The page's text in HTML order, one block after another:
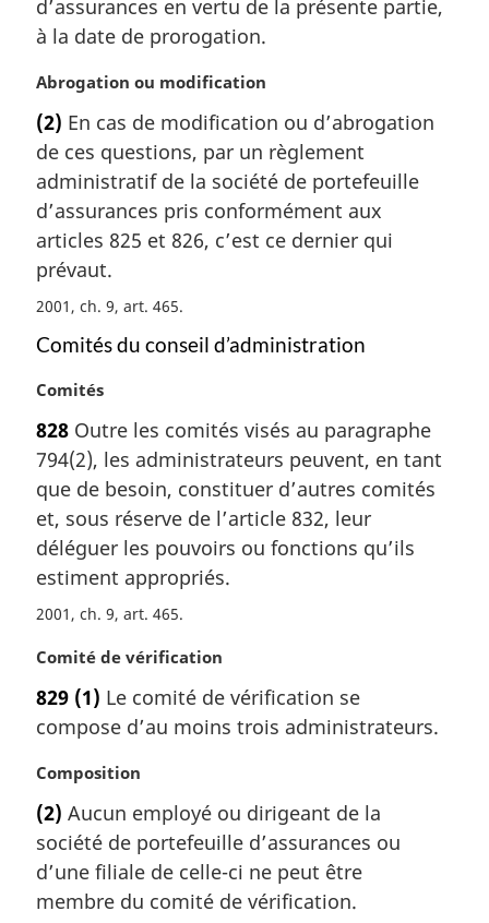
l
e
:
d’assurances en vertu de la présente partie,
à la date de prorogation.
N
t
e
m
a
g
i
n
l
:
Abrogation ou modification
(2) En cas de modification ou d’abrogation
de ces questions, par un règlement
administratif de la société de portefeuille
d’assurances pris conformément aux
articles 825 et 826, c’est ce dernier qui
prévaut.
2001, ch. 9, art. 465
Comités du conseil d’administration
N
t
e
m
r
g
i
n
l
:
Comités
828 Outre les comités visés au paragraphe
794(2), les administrateurs peuvent, en tant
que de besoin, constituer d’autres comités
et, sous réserve de l’article 832, leur
déléguer les pouvoirs ou fonctions qu’ils
estiment appropriés.
2001, ch. 9, art. 465
N
t
e
a
r
g
i
n
a
Comité de vérification
829 (1) Le comité de vérification se
compose d’au moins trois administrateurs.
N
t
e
m
a
Composition
(2) Aucun employé ou dirigeant de la
société de portefeuille d’assurances ou
d’une filiale de celle-ci ne peut être
membre du comité de vérification.